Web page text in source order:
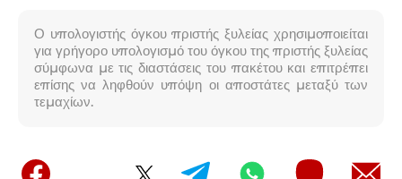
Ο υπολογιστής όγκου πριστής ξυλείας χρησιμοποιείται
για γρήγορο υπολογισμό του όγκου της πριστής ξυλείας
σύμφωνα με τις διαστάσεις του πακέτου και επιτρέπει
επίσης να ληφθούν υπόψη οι αποστάτες μεταξύ των
τεμαχίων.